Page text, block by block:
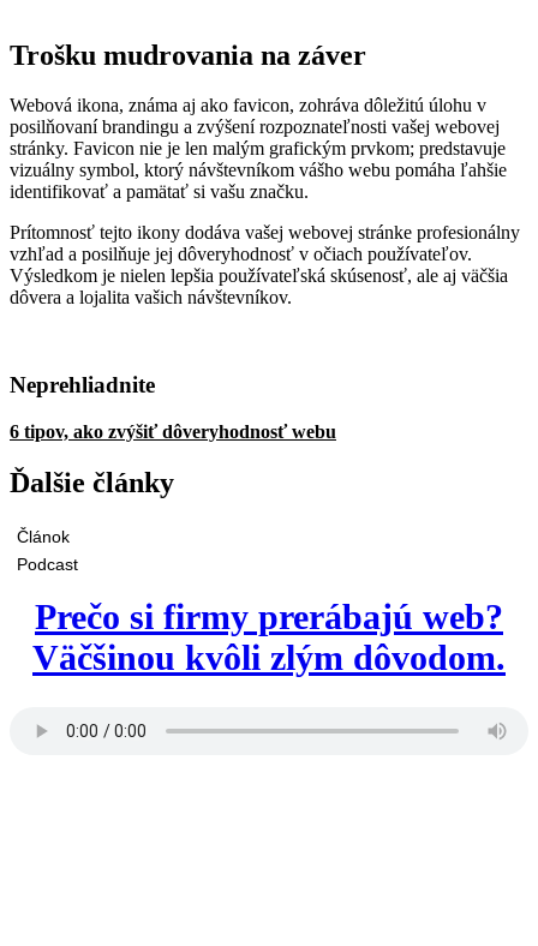
Trošku mudrovania na záver
Webová ikona, známa aj ako favicon, zohráva dôležitú úlohu v
posilňovaní brandingu a zvýšení rozpoznateľnosti vašej webovej
stránky. Favicon nie je len malým grafickým prvkom; predstavuje
vizuálny symbol, ktorý návštevníkom vášho webu pomáha ľahšie
identifikovať a pamätať si vašu značku.
Prítomnosť tejto ikony dodáva vašej webovej stránke profesionálny
vzhľad a posilňuje jej dôveryhodnosť v očiach používateľov.
Výsledkom je nielen lepšia používateľská skúsenosť, ale aj väčšia
dôvera a lojalita vašich návštevníkov.
Neprehliadnite
6 tipov, ako zvýšiť dôveryhodnosť webu
Ďalšie články
Článok
Podcast
Prečo si firmy prerábajú web?
Väčšinou kvôli zlým dôvodom.